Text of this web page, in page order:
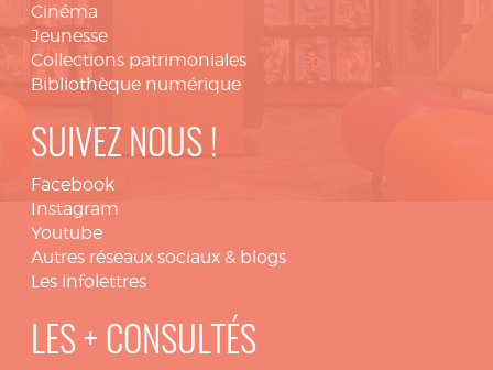
Cinéma
Jeunesse
Collections patrimoniales
Bibliothèque numérique
SUIVEZ NOUS !
Facebook
Instagram
Youtube
Autres réseaux sociaux & blogs
Les infolettres
LES + CONSULTÉS